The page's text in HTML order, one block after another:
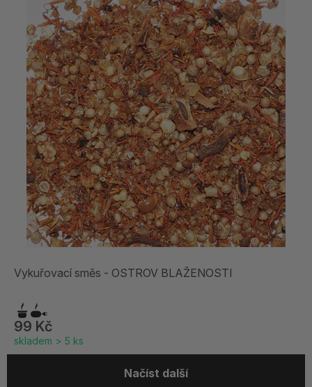
Vykuřovací směs - OSTROV BLAŽENOSTI
99 Kč
skladem > 5 ks
Načíst další